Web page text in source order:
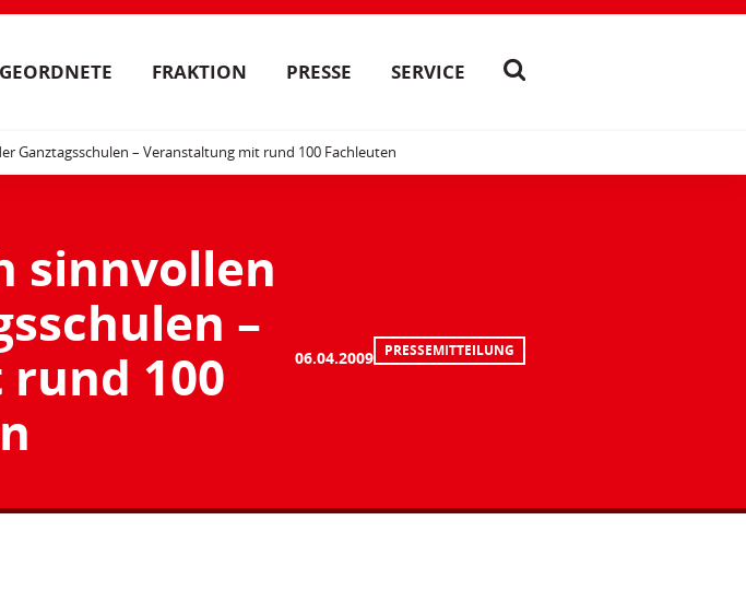
FRAKTION PRESSE SERVICE
Ganztagsschulen – Veranstaltung mit rund 100 Fachleuten
sinnvollen
–
100
06.04.2009 PRESSEMITTEILUNG